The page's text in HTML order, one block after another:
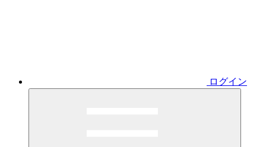
ログイン